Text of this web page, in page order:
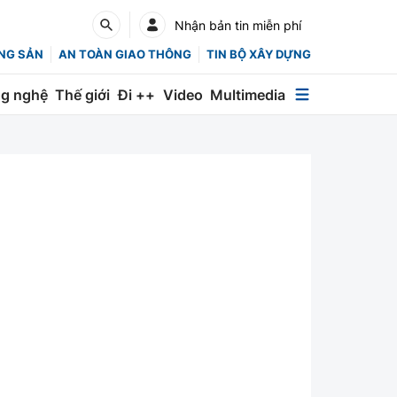
Nhận bản tin miễn phí
SẢN AN TOÀN GIAO THÔNG TIN BỘ XÂY DỰNG
nghệ Thế giới Đi ++ Video Multimedia